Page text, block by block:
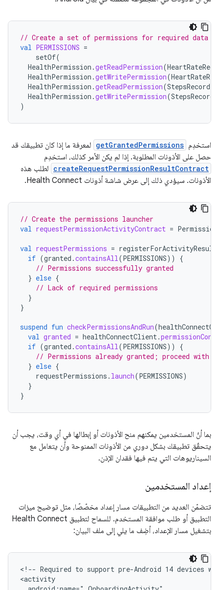
// Create a set of permissions for required data
val PERMISSIONS =
setOf(
HealthPermission .getReadPermission(
HealthPermission .getWritePermission(
HealthPermission .getReadPermission(StepsRecord
HealthPermission .getWritePermission(StepsRecord
)
استخدِم getGrantedPermissions لمعرفة ما إذا كان تطبيقك قد
حصل على الأذونات المطلوبة. إذا لم يكن الأمر كذلك، استخدِم
createRequestPermissionResultContract لطلب هذه
الأذونات. سيؤدي ذلك إلى عرض شاشة أذونات Health Connect.
// Create the permissions launcher
val requestPermissionActivityContract =
val requestPermissions = registerForActivityResult
if (granted .containsAll(PERMISSIONS))
{
// Permissions successfully granted
} else {
// Lack of required permissions
}
}
suspend fun checkPermissionsAndRun(
val granted = healthConnectClient.
if (granted .containsAll(PERMISSIONS))
{
// Permissions already granted; proceed with
} else {
requestPermissions . launch(PERMISSIONS)
}
}
بما أنّ المستخدمين يمكنهم منح الأذونات أو إبطالها في أي وقت، يجب أن
يتحقّق تطبيقك بشكل دوري من الأذونات الممنوحة وأن يتعامل مع
السيناريوهات التي يتم فيها فقدان الإذن.
إعداد المستخدمين
تتضمّن العديد من التطبيقات مسار إعداد مخصّصًا، مثل توضيح ميزات
التطبيق أو طلب موافقة المستخدم. للسماح لتطبيق Health Connect
بتشغيل مسار الإعداد، أضِف ما يلي إلى ملف البيان:
<!-- Required to support pre-Android 14 devices